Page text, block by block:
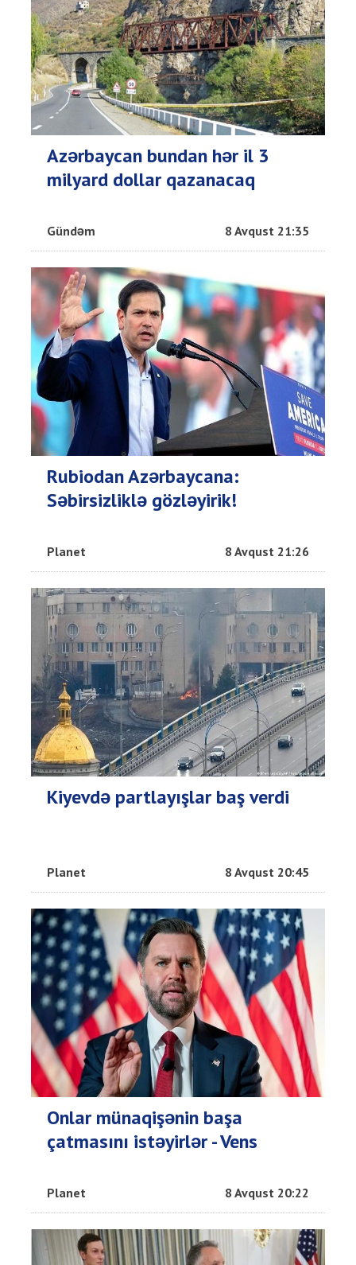
Azərbaycan bundan hər il 3
milyard dollar qazanacaq
Gündəm 8 Avqust 21:35
Rubiodan Azərbaycana:
Səbirsizliklə gözləyirik!
Planet 8 Avqust 21:26
Kiyevdə partlayışlar baş verdi
Planet 8 Avqust 20:45
Onlar münaqişənin başa
çatmasını istəyirlər - Vens
Planet 8 Avqust 20:22